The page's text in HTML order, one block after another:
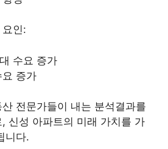
인:
수요 증가
증가
전문가들이 내는 분석결과를
신성 아파트의 미래 가치를 가
니다.